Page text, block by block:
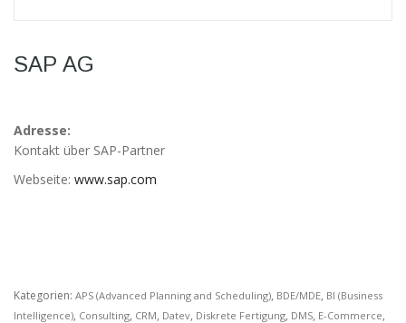
SAP AG
Adresse:
Kontakt über SAP-Partner
Webseite: www.sap.com
Kategorien: APS (Advanced Planning and Scheduling), BDE/MDE, BI (Business
Intelligence), Consulting, CRM, Datev, Diskrete Fertigung, DMS, E-Commerce,
Diese Cookies
helfen uns dabei
die Funktionalität
und die Struktur
pseudonymisierte
oder